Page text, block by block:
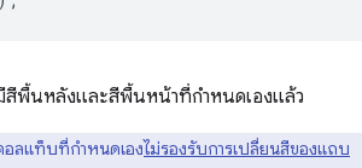
พื้นหลังและสีพื้นหน้าที่กำหนดเองแล้ว
อลแท็บที่กำหนดเองไม่รองรับการเปลี่ยนสีของแถบ